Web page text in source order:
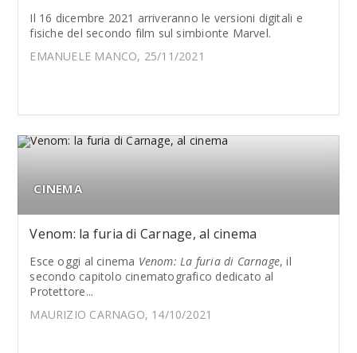
Il 16 dicembre 2021 arriveranno le versioni digitali e
fisiche del secondo film sul simbionte Marvel.
EMANUELE MANCO, 25/11/2021
CINEMA
Venom: la furia di Carnage, al cinema
Esce oggi al cinema Venom: La furia di Carnage, il
secondo capitolo cinematografico dedicato al
Protettore...
MAURIZIO CARNAGO, 14/10/2021